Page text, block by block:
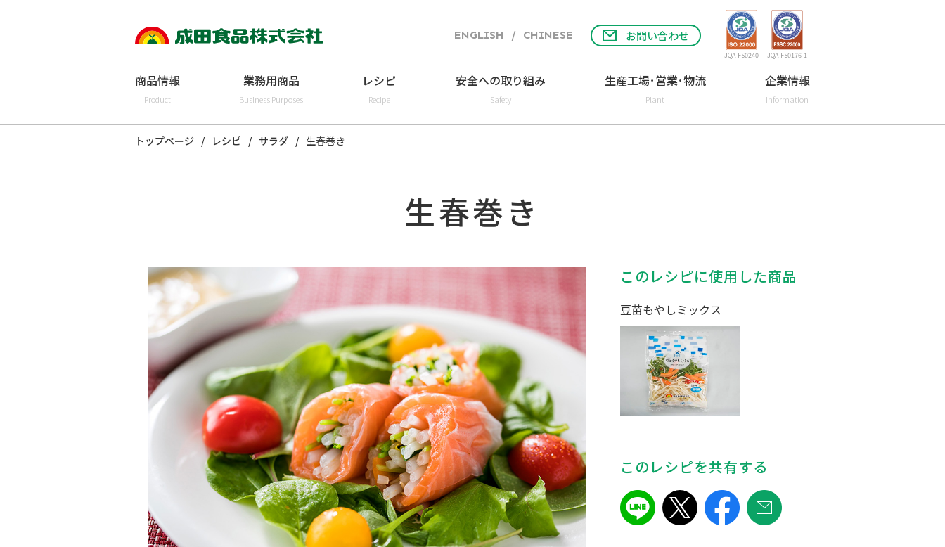
ENGLISH / CHINESE お問い合わせ
JQA-FS0240 JQA-FS0176-1
商品情報
Product
業務用商品
Business Purposes
レシピ
Recipe
安全への取り組み
Safety
生産工場･営業･物流
Plant
企業情報
Information
トップページ レシピ サラダ 生春巻き
生春巻き
このレシピに使用した商品
豆苗もやしミックス
このレシピを共有する